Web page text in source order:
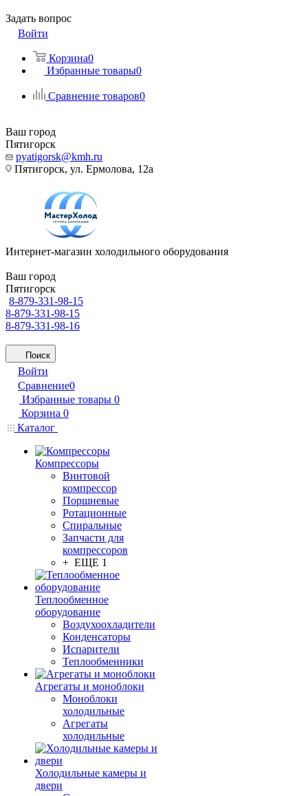
Задать вопрос
Войти
Корзина0
Избранные товары0
Сравнение товаров0
Ваш город
Пятигорск
pyatigorsk@kmh.ru
Пятигорск, ул. Ермолова, 12а
Интернет-магазин холодильного оборудования
Ваш город
Пятигорск
8-879-331-98-15
8-879-331-98-15
8-879-331-98-16
Поиск
Войти
Сравнение0
Избранные товары 0
Корзина 0
Каталог
Компрессоры
Винтовой
компрессор
Поршневые
Ротационные
Спиральные
Запчасти для
компрессоров
+ ЕЩЕ 1
Теплообменное
оборудование
Воздухоохладители
Конденсаторы
Испарители
Теплообменники
Агрегаты и моноблоки
Моноблоки
холодильные
Агрегаты
холодильные
Холодильные камеры и
двери